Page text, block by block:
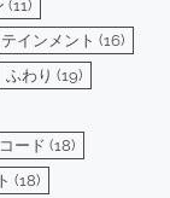
(11)
インメント (16)
ふわり (19)
ード (18)
(18)